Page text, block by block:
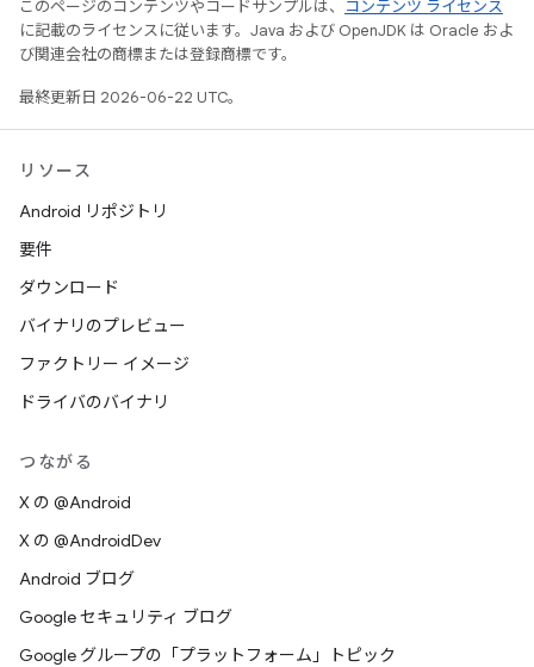
このページのコンテンツやコードサンプルは、
コンテンツ ライセンス
に記載のライセンスに従います。Java および OpenJDK は Oracle およ
び関連会社の商標または登録商標です。
最終更新日 2026-06-22 UTC。
リソース
Android リポジトリ
要件
ダウンロード
バイナリのプレビュー
ファクトリー イメージ
ドライバのバイナリ
つながる
X の @Android
X の @AndroidDev
Android ブログ
Google セキュリティ ブログ
Google グループの「プラットフォーム」トピック